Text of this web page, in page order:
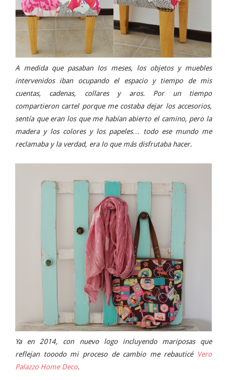
A medida que pasaban los meses, los objetos y muebles
intervenidos iban ocupando el espacio y tiempo de mis
cuentas, cadenas, collares y aros. Por un tiempo
compartieron cartel porque me costaba dejar los accesorios,
sentía que eran los que me habían abierto el camino, pero la
madera y los colores y los papeles… todo ese mundo me
reclamaba y la verdad, era lo que más disfrutaba hacer.
Ya en 2014, con nuevo logo incluyendo mariposas que
reflejan tooodo mi proceso de cambio me rebauticé Vero
Palazzo Home Deco.